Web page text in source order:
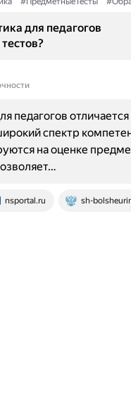
для педагогов
nsportal.ru sh-
педагогов
спектр
на оценке